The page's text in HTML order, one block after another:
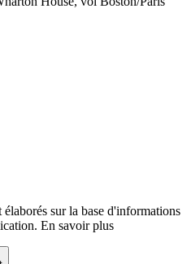
sur la base d'informations
En savoir plus